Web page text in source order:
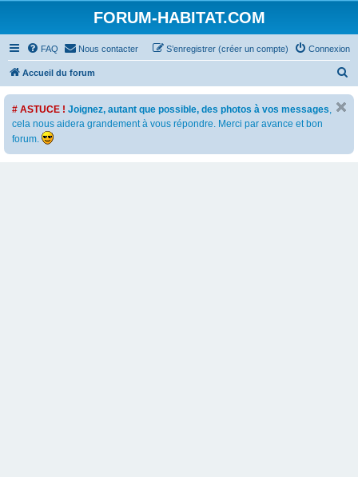
FORUM-HABITAT.COM
FAQ Nous contacter Connexion
S’enregistrer (créer un compte)
Accueil du forum
e
# ASTUCE ! Joignez, autant que possible, des photos à vos messages,
cela nous aidera grandement à vous répondre. Merci par avance et bon
forum.